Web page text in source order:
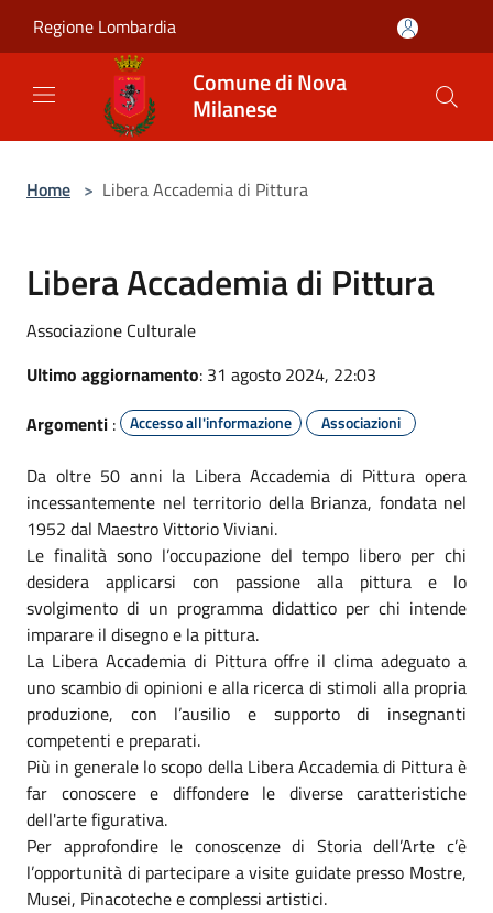
Regione Lombardia
Comune di Nova
Milanese
Home > Libera Accademia di Pittura
Libera Accademia di Pittura
Associazione Culturale
Ultimo aggiornamento: 31 agosto 2024, 22:03
Argomenti : Accesso all'informazione Associazioni
Da oltre 50 anni la Libera Accademia di Pittura opera
incessantemente nel territorio della Brianza, fondata nel
1952 dal Maestro Vittorio Viviani.
Le finalità sono l’occupazione del tempo libero per chi
desidera applicarsi con passione alla pittura e lo
svolgimento di un programma didattico per chi intende
imparare il disegno e la pittura.
La Libera Accademia di Pittura offre il clima adeguato a
uno scambio di opinioni e alla ricerca di stimoli alla propria
produzione, con l’ausilio e supporto di insegnanti
competenti e preparati.
Più in generale lo scopo della Libera Accademia di Pittura è
far conoscere e diffondere le diverse caratteristiche
dell'arte figurativa.
Per approfondire le conoscenze di Storia dell’Arte c’è
l’opportunità di partecipare a visite guidate presso Mostre,
Musei, Pinacoteche e complessi artistici.